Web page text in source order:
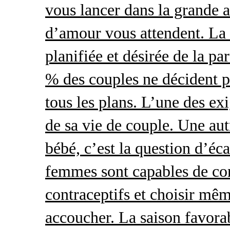
vous lancer dans la grande
d’amour vous attendent.
planifiée et désirée de la
% des couples ne décident
tous les plans. L’une des
de sa vie de couple. Une
bébé, c’est la question
femmes sont capables de
contraceptifs et choisir
accoucher. La saison